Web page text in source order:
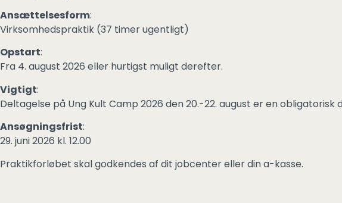
Ansættelsesform:
Virksomhedspraktik (37 timer ugentligt)
Opstart:
Fra 4. august 2026 eller hurtigst muligt derefter.
Vigtigt:
Deltagelse på Ung Kult Camp 2026 den 20.-22. august er en obligatorisk
Ansøgningsfrist:
29. juni 2026 kl. 12.00
Praktikforløbet skal godkendes af dit jobcenter eller din a-kasse.